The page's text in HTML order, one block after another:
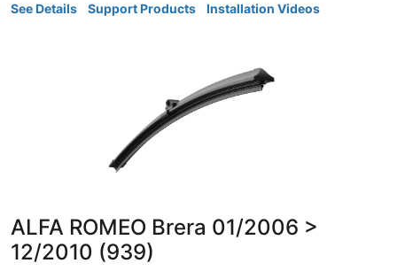
See Details Support Products Installation Videos
ALFA ROMEO Brera 01/2006 >
12/2010 (939)